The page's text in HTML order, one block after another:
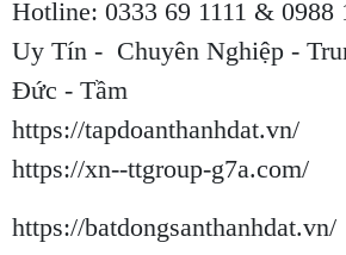
Hotline: 0333 69 1111 & 0988
Uy Tín - Chuyên Nghiệp -
Đức - Tầm
https://tapdoanthanhdat.vn/
https://xn--ttgroup-g7a.com/
https://batdongsanthanhdat.vn/